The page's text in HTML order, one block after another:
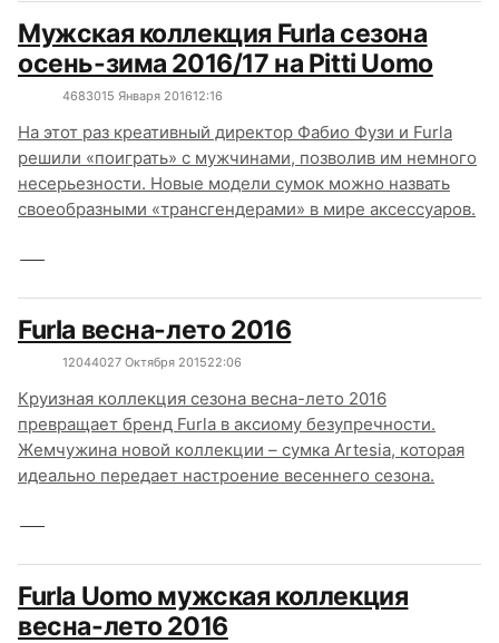
Мужская коллекция Furla сезона
осень-зима 2016/17 на Pitti Uomo
4683015 Января 201612:16
На этот раз креативный директор Фабио Фузи и Furla
решили «поиграть» с мужчинами, позволив им немного
несерьезности. Новые модели сумок можно назвать
своеобразными «трансгендерами» в мире аксессуаров.
Furla весна-лето 2016
12044027 Октября 201522:06
Круизная коллекция сезона весна-лето 2016
превращает бренд Furla в аксиому безупречности.
Жемчужина новой коллекции – сумка Artesia, которая
идеально передает настроение весеннего сезона.
Furla Uomo мужская коллекция
весна-лето 2016